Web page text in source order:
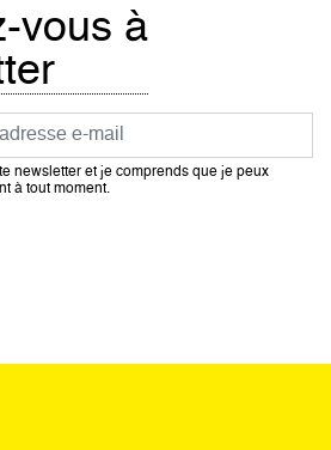
vous à
newsletter et je comprends que je peux
à tout moment.